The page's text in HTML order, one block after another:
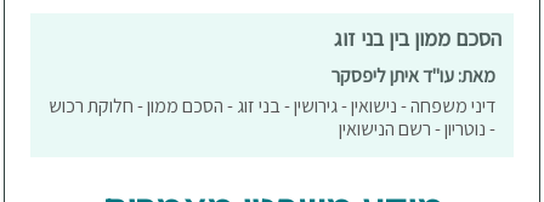
הסכם ממון בין בני זוג
מאת: עו"ד איתן ליפסקר
דיני משפחה - נישואין - גירושין - בני זוג - הסכם ממון - חלוקת רכוש
- נוטריון - רשם הנישואין